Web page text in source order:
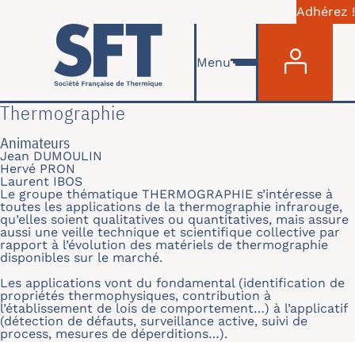
Aller au contenu principal
Adhérez !
Menu
Thermographie
Animateurs
Jean DUMOULIN
Hervé PRON
Laurent IBOS
Le groupe thématique THERMOGRAPHIE s’intéresse à
toutes les applications de la thermographie infrarouge,
qu’elles soient qualitatives ou quantitatives, mais assure
aussi une veille technique et scientifique collective par
rapport à l’évolution des matériels de thermographie
disponibles sur le marché.
Les applications vont du fondamental (identification de
propriétés thermophysiques, contribution à
l’établissement de lois de comportement…) à l’applicatif
(détection de défauts, surveillance active, suivi de
process, mesures de déperditions…).